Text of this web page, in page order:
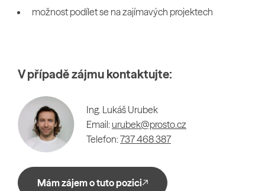
možnost podílet se na zajímavých projektech
V případě zájmu kontaktujte:
Ing. Lukáš Urubek
Email: urubek@prosto.cz
Telefon:737 468 387
Mám zájem o tuto pozici